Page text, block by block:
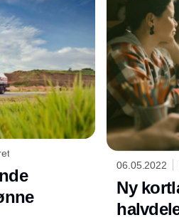
sættes.
06.05.2022
Ny